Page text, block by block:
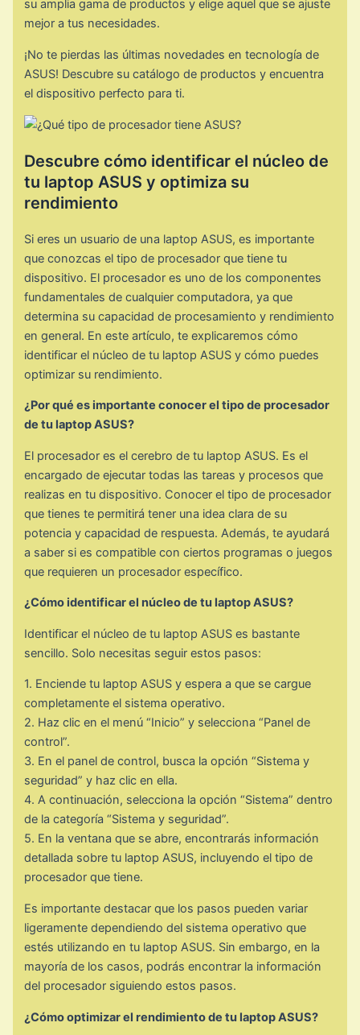
su amplia gama de productos y elige aquel que se ajuste
mejor a tus necesidades.
¡No te pierdas las últimas novedades en tecnología de
ASUS! Descubre su catálogo de productos y encuentra
el dispositivo perfecto para ti.
Descubre cómo identificar el núcleo de
tu laptop ASUS y optimiza su
rendimiento
Si eres un usuario de una laptop ASUS, es importante
que conozcas el tipo de procesador que tiene tu
dispositivo. El procesador es uno de los componentes
fundamentales de cualquier computadora, ya que
determina su capacidad de procesamiento y rendimiento
en general. En este artículo, te explicaremos cómo
identificar el núcleo de tu laptop ASUS y cómo puedes
optimizar su rendimiento.
¿Por qué es importante conocer el tipo de procesador
de tu laptop ASUS?
El procesador es el cerebro de tu laptop ASUS. Es el
encargado de ejecutar todas las tareas y procesos que
realizas en tu dispositivo. Conocer el tipo de procesador
que tienes te permitirá tener una idea clara de su
potencia y capacidad de respuesta. Además, te ayudará
a saber si es compatible con ciertos programas o juegos
que requieren un procesador específico.
¿Cómo identificar el núcleo de tu laptop ASUS?
Identificar el núcleo de tu laptop ASUS es bastante
sencillo. Solo necesitas seguir estos pasos:
1. Enciende tu laptop ASUS y espera a que se cargue
completamente el sistema operativo.
2. Haz clic en el menú “Inicio” y selecciona “Panel de
control”.
3. En el panel de control, busca la opción “Sistema y
seguridad” y haz clic en ella.
4. A continuación, selecciona la opción “Sistema” dentro
de la categoría “Sistema y seguridad”.
5. En la ventana que se abre, encontrarás información
detallada sobre tu laptop ASUS, incluyendo el tipo de
procesador que tiene.
Es importante destacar que los pasos pueden variar
ligeramente dependiendo del sistema operativo que
estés utilizando en tu laptop ASUS. Sin embargo, en la
mayoría de los casos, podrás encontrar la información
del procesador siguiendo estos pasos.
¿Cómo optimizar el rendimiento de tu laptop ASUS?